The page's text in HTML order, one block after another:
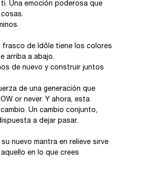
Una emoción poderosa que
frasco de Idôle tiene los colores
arriba a abajo.
de nuevo y construir juntos
de una generación que
or never. Y ahora, esta
Un cambio conjunto,
a dejar pasar.
nuevo mantra en relieve sirve
en lo que crees